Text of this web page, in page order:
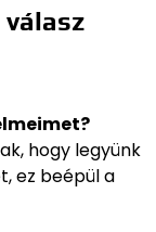
válasz
hogy legyünk
ez beépül a